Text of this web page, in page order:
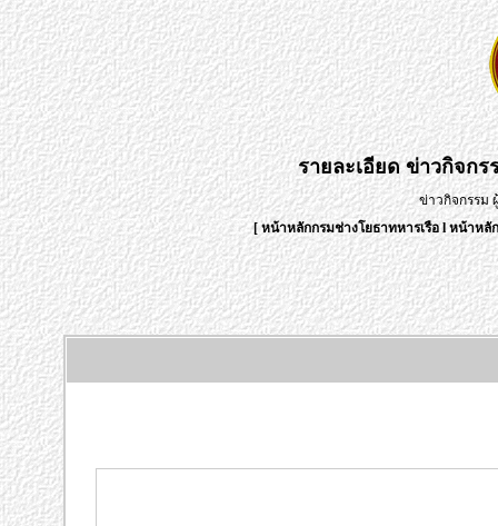
รายละเอียดข่าวกิจกร
ข่าวกิจกรรม
[หน้าหลักกรมช่างโยธาทหารเรือlหน้าหลั